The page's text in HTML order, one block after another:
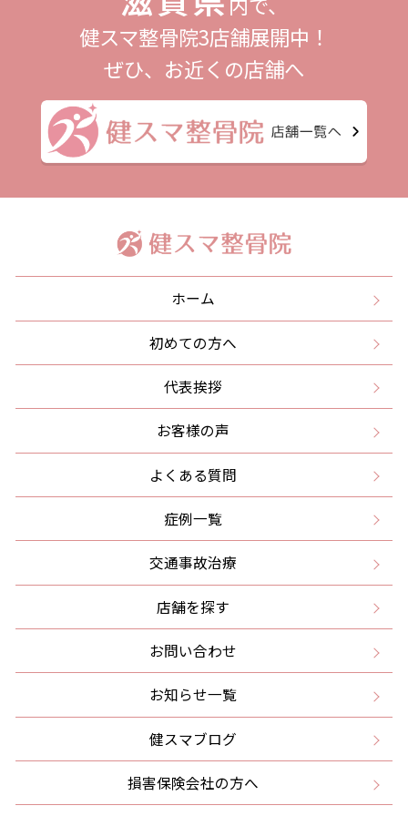
健スマ整骨院3店舗展開中！
ぜひ、お近くの店舗へ
ホーム
初めての方へ
代表挨拶
お客様の声
よくある質問
症例一覧
交通事故治療
店舗を探す
お問い合わせ
お知らせ一覧
健スマブログ
損害保険会社の方へ